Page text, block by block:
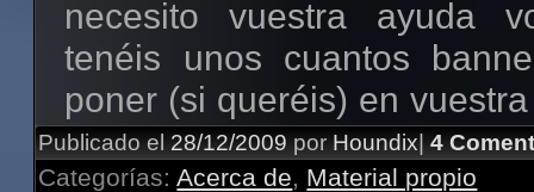
Y creo que esto es todo
paciencia, que ya
nuevos discos y grupos ;).
necesito vuestra ayuda
tenéis unos cuantos
poner (si queréis) en
a un enlace hacia este blog.
Publicado el 28/12/2009 por Houndix| 4
Categorías:Acerca de, Material propio